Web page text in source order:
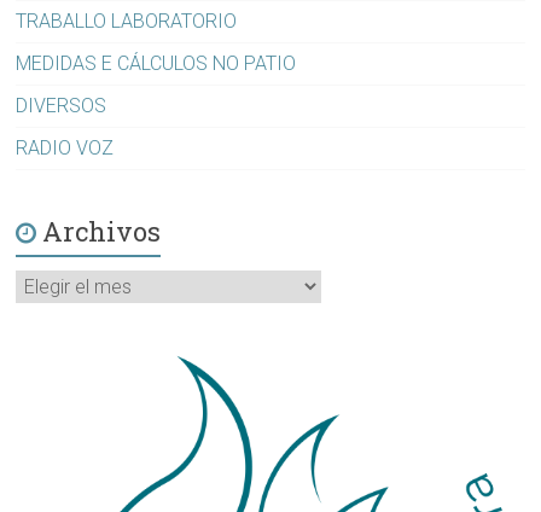
TRABALLO LABORATORIO
MEDIDAS E CÁLCULOS NO PATIO
DIVERSOS
RADIO VOZ
Archivos
Archivos